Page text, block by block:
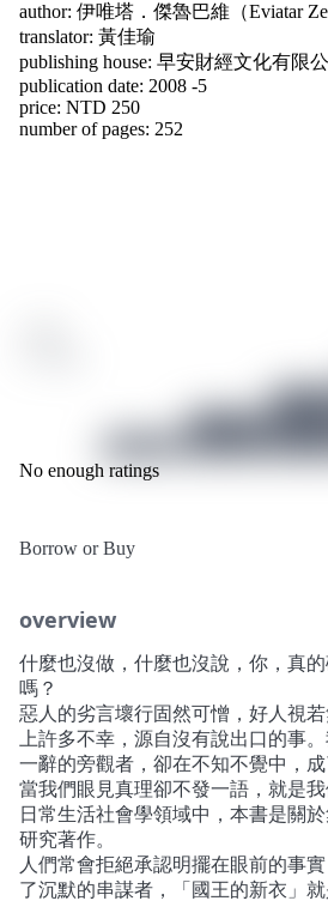
author: 伊唯塔．傑魯巴維（Eviatar
translator: 黃佳瑜
publishing house: 早安財經文化有限
publication date: 2008 -5
price: NTD 250
number of pages: 252
No enough ratings
Borrow or Buy
overview
什麼也沒做，什麼也沒說，你，真
嗎？
惡人的劣言壞行固然可憎，好人視
上許多不幸，源自沒有說出口的事
一辭的旁觀者，卻在不知不覺中，
當我們眼見真理卻不發一語，就是我
日常生活社會學領域中，本書是關
研究著作。
人們常會拒絕承認明擺在眼前的事
了沉默的串謀者，「國王的新衣」